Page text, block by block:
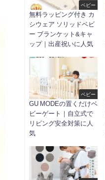
ベビー
無料ラッピング付き カ
シウェア ソリッドベビ
ー ブランケット&キャ
ップ｜出産祝いに人気
ベビー
GU MODEの置くだけベ
ビーゲート｜自立式で
リビング安全対策に人
気